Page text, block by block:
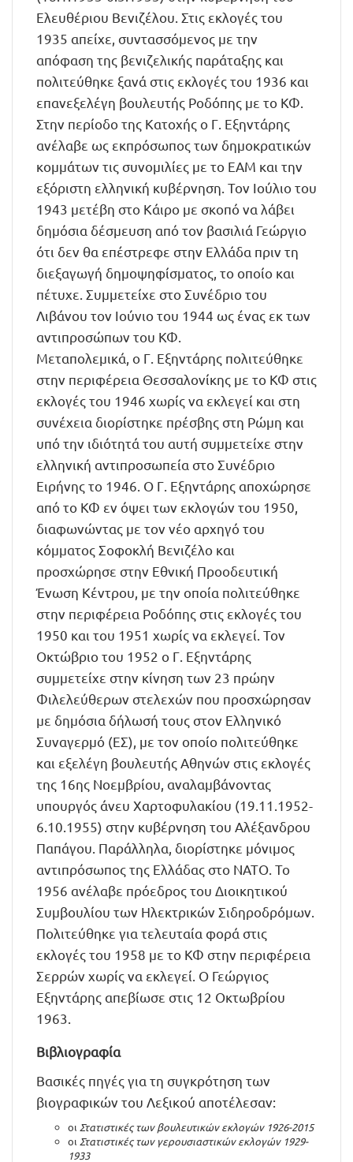
Ελευθέριου Βενιζέλου. Στις εκλογές του
1935 απείχε, συντασσόμενος με την
απόφαση της βενιζελικής παράταξης και
πολιτεύθηκε ξανά στις εκλογές του 1936 και
επανεξελέγη βουλευτής Ροδόπης με το ΚΦ.
Στην περίοδο της Κατοχής ο Γ. Εξηντάρης
ανέλαβε ως εκπρόσωπος των δημοκρατικών
κομμάτων τις συνομιλίες με το ΕΑΜ και την
εξόριστη ελληνική κυβέρνηση. Τον Ιούλιο του
1943 μετέβη στο Κάιρο με σκοπό να λάβει
δημόσια δέσμευση από τον βασιλιά Γεώργιο
ότι δεν θα επέστρεφε στην Ελλάδα πριν τη
διεξαγωγή δημοψηφίσματος, το οποίο και
πέτυχε. Συμμετείχε στο Συνέδριο του
Λιβάνου τον Ιούνιο του 1944 ως ένας εκ των
αντιπροσώπων του ΚΦ.
Μεταπολεμικά, ο Γ. Εξηντάρης πολιτεύθηκε
στην περιφέρεια Θεσσαλονίκης με το ΚΦ στις
εκλογές του 1946 χωρίς να εκλεγεί και στη
συνέχεια διορίστηκε πρέσβης στη Ρώμη και
υπό την ιδιότητά του αυτή συμμετείχε στην
ελληνική αντιπροσωπεία στο Συνέδριο
Ειρήνης το 1946. Ο Γ. Εξηντάρης αποχώρησε
από το ΚΦ εν όψει των εκλογών του 1950,
διαφωνώντας με τον νέο αρχηγό του
κόμματος Σοφοκλή Βενιζέλο και
προσχώρησε στην Εθνική Προοδευτική
Ένωση Κέντρου, με την οποία πολιτεύθηκε
στην περιφέρεια Ροδόπης στις εκλογές του
1950 και του 1951 χωρίς να εκλεγεί. Τον
Οκτώβριο του 1952 ο Γ. Εξηντάρης
συμμετείχε στην κίνηση των 23 πρώην
Φιλελεύθερων στελεχών που προσχώρησαν
με δημόσια δήλωσή τους στον Ελληνικό
Συναγερμό (ΕΣ), με τον οποίο πολιτεύθηκε
και εξελέγη βουλευτής Αθηνών στις εκλογές
της 16ης Νοεμβρίου, αναλαμβάνοντας
υπουργός άνευ Χαρτοφυλακίου (19.11.1952-
6.10.1955) στην κυβέρνηση του Αλέξανδρου
Παπάγου. Παράλληλα, διορίστηκε μόνιμος
αντιπρόσωπος της Ελλάδας στο ΝΑΤΟ. Το
1956 ανέλαβε πρόεδρος του Διοικητικού
Συμβουλίου των Ηλεκτρικών Σιδηροδρόμων.
Πολιτεύθηκε για τελευταία φορά στις
εκλογές του 1958 με το ΚΦ στην περιφέρεια
Σερρών χωρίς να εκλεγεί. Ο Γεώργιος
Εξηντάρης απεβίωσε στις 12 Οκτωβρίου
1963.
Βιβλιογραφία
Βασικές πηγές για τη συγκρότηση των
βιογραφικών του Λεξικού αποτέλεσαν:
οι Στατιστικές των βουλευτικών εκλογών 1926-2015
οι Στατιστικές των γερουσιαστικών εκλογών 1929-
1933